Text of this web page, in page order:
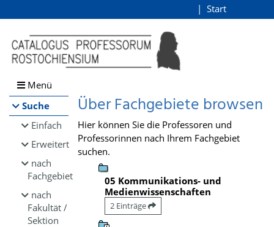
Browsen
direkt zum Inhalt
Start
Menü
Suche
Einfach
Erweitert
nach
Fachgebiet
nach
Fakultät /
Sektion
Über Fachgebiete browsen
Hier können Sie die Professoren und
Professorinnen nach Ihrem Fachgebiet
suchen.
05 Kommunikations- und
Medienwissenschaften
2 Einträge